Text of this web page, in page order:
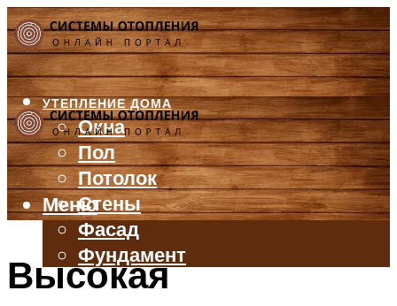
УТЕПЛЕНИЕ ДОМА
Окна
Пол
Потолок
Стены
Фасад
Фундамент
БАЛКОН И ЛОДЖИЯ
Меню
Высокая